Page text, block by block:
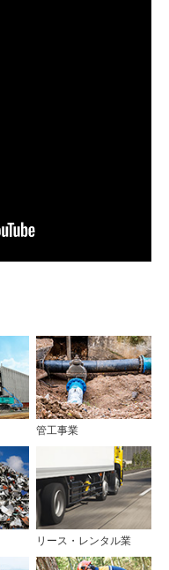
管工事業
リース・レンタル業